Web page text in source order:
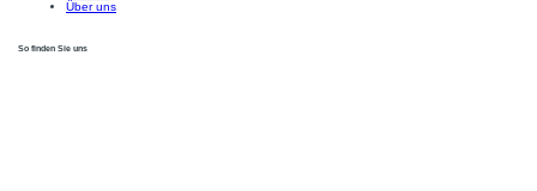
Über uns
So finden Sie uns